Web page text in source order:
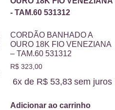
CORDÃO BANHADO A
OURO 18K FIO VENEZIANA
– TAM.60 531312
R$323,00
6x de R$ 53,83 sem juros
Adicionar ao carrinho